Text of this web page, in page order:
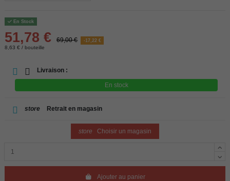
En Stock
51,78 € 69,00 € -17,22 €
8,63 € / bouteille
Livraison :
En stock
store Retrait en magasin
store Choisir un magasin
Ajouter au panier